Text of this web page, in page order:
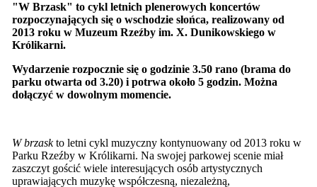
"W Brzask" to cykl letnich plenerowych koncertów
rozpoczynających się o wschodzie słońca, realizowany od
2013 roku w Muzeum Rzeźby im. X. Dunikowskiego w
Królikarni.
Wydarzenie rozpocznie się o godzinie 3.50 rano (brama do
parku otwarta od 3.20)i potrwa około 5 godzin. Można
dołączyć w dowolnym momencie.
W brzaskto letni cykl muzyczny kontynuowany od 2013 roku w
Parku Rzeźby w Królikarni. Na swojej parkowej scenie miał
zaszczyt gościć wiele interesujących osób artystycznych
uprawiających muzykę współczesną, niezależną,